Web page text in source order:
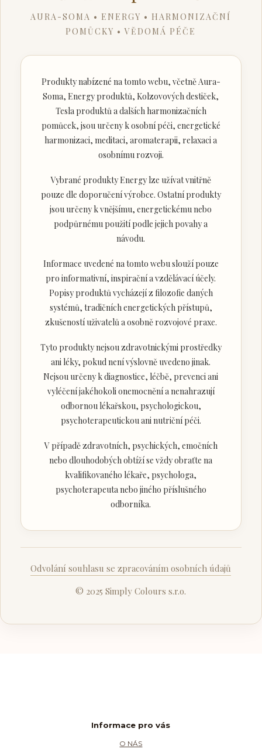
AURA-SOMA • ENERGY • HARMONIZAČNÍ
POMŮCKY • VĚDOMÁ PÉČE
Produkty nabízené na tomto webu, včetně Aura-
Soma, Energy produktů, Kolzovových destiček,
Tesla produktů a dalších harmonizačních
pomůcek, jsou určeny k osobní péči, energetické
harmonizaci, meditaci, aromaterapii, relaxaci a
osobnímu rozvoji.
Vybrané produkty Energy lze užívat vnitřně
pouze dle doporučení výrobce. Ostatní produkty
jsou určeny k vnějšímu, energetickému nebo
podpůrnému použití podle jejich povahy a
návodu.
Informace uvedené na tomto webu slouží pouze
pro informativní, inspirační a vzdělávací účely.
Popisy produktů vycházejí z filozofie daných
systémů, tradičních energetických přístupů,
zkušeností uživatelů a osobně rozvojové praxe.
Tyto produkty nejsou zdravotnickými prostředky
ani léky, pokud není výslovně uvedeno jinak.
Nejsou určeny k diagnostice, léčbě, prevenci ani
vyléčení jakéhokoli onemocnění a nenahrazují
odbornou lékařskou, psychologickou,
psychoterapeutickou ani nutriční péči.
V případě zdravotních, psychických, emočních
nebo dlouhodobých obtíží se vždy obraťte na
kvalifikovaného lékaře, psychologa,
psychoterapeuta nebo jiného příslušného
odborníka.
Odvolání souhlasu se zpracováním osobních údajů
© 2025 Simply Colours s.r.o.
Informace pro vás
O NÁS